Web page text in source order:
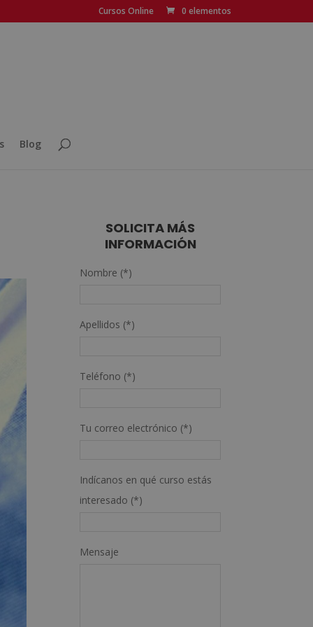
Cursos Online 0 elementos
Blog
SOLICITA MÁS
INFORMACIÓN
Nombre (*)
Apellidos (*)
Teléfono (*)
Tu correo electrónico (*)
Indícanos en qué curso estás
interesado (*)
Mensaje